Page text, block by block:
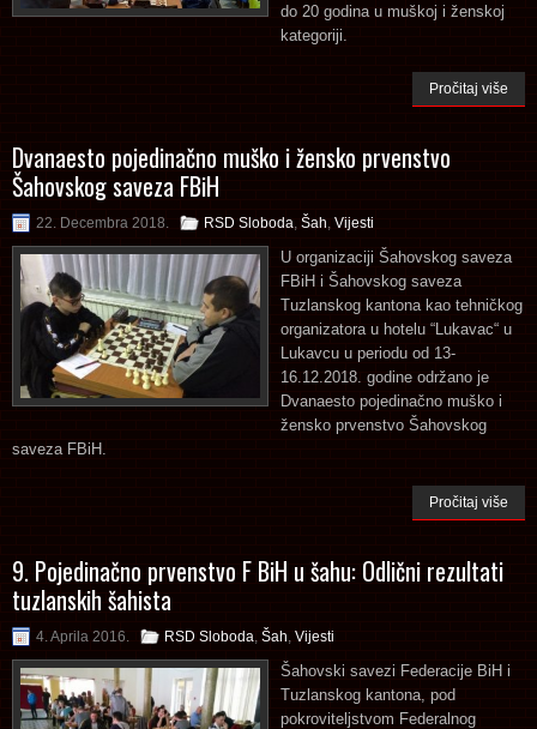
do 20 godina u muškoj i ženskoj
kategoriji.
Pročitaj više
Dvanaesto pojedinačno muško i žensko prvenstvo
Šahovskog saveza FBiH
22. Decembra 2018. RSD Sloboda Šah Vijesti
U organizaciji Šahovskog saveza
FBiH i Šahovskog saveza
Tuzlanskog kantona kao tehničkog
organizatora u hotelu “Lukavac“ u
Lukavcu u periodu od 13-
16.12.2018. godine održano je
Dvanaesto pojedinačno muško i
žensko prvenstvo Šahovskog
saveza FBiH.
Pročitaj više
9. Pojedinačno prvenstvo F BiH u šahu: Odlični rezultati
tuzlanskih šahista
4. Aprila 2016. RSD Sloboda Šah Vijesti
Šahovski savezi Federacije BiH i
Tuzlanskog kantona, pod
pokroviteljstvom Federalnog